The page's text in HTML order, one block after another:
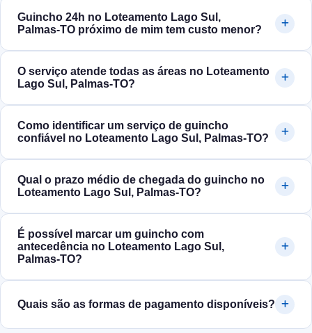
Guincho 24h no Loteamento Lago Sul,
Palmas‑TO próximo de mim tem custo menor?
O serviço atende todas as áreas no Loteamento
Lago Sul, Palmas‑TO?
Como identificar um serviço de guincho
confiável no Loteamento Lago Sul, Palmas‑TO?
Qual o prazo médio de chegada do guincho no
Loteamento Lago Sul, Palmas‑TO?
É possível marcar um guincho com
antecedência no Loteamento Lago Sul,
Palmas‑TO?
Quais são as formas de pagamento disponíveis?